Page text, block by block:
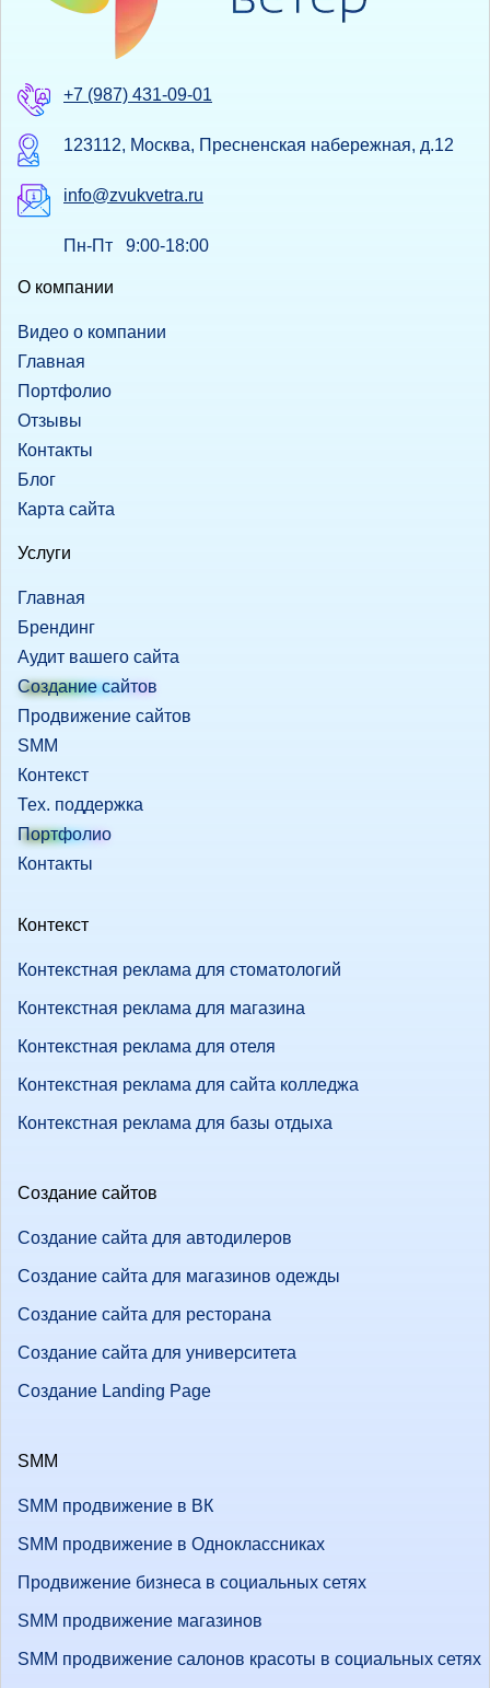
+7 (987) 431-09-01
123112, Москва, Пресненская набережная, д.12
info@zvukvetra.ru
Пн-Пт 9:00-18:00
О компании
Видео о компании
Главная
Портфолио
Отзывы
Контакты
Блог
Карта сайта
Услуги
Главная
Брендинг
Аудит вашего сайта
Создание сайтов
Продвижение сайтов
SMM
Контекст
Тех. поддержка
Портфолио
Контакты
Контекст
Контекстная реклама для стоматологий
Контекстная реклама для магазина
Контекстная реклама для отеля
Контекстная реклама для сайта колледжа
Контекстная реклама для базы отдыха
Создание сайтов
Создание сайта для автодилеров
Создание сайта для магазинов одежды
Создание сайта для ресторана
Создание сайта для университета
Создание Landing Page
SMM
SMM продвижение в ВК
SMM продвижение в Одноклассниках
Продвижение бизнеса в социальных сетях
SMM продвижение магазинов
SMM продвижение салонов красоты в социальных сетях